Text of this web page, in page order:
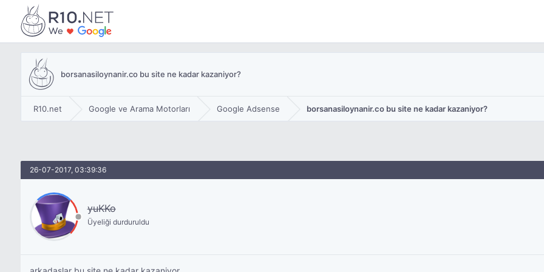
borsanasiloynanir.co bu site ne kadar kazaniyor?
R10.net Google ve Arama Motorları Google Adsense borsanasiloynanir.co bu site ne kadar kazaniyor?
26-07-2017, 03:39:36
yuKKo
Üyeliği durduruldu